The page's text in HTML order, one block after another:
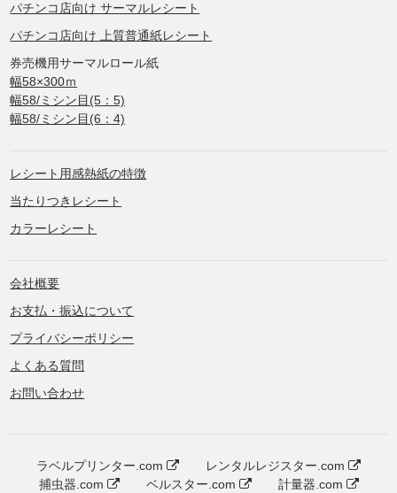
パチンコ店向け サーマルレシート
パチンコ店向け 上質普通紙レシート
券売機用サーマルロール紙
幅58×300ｍ
幅58/ミシン目(5：5)
幅58/ミシン目(6：4)
レシート用感熱紙の特徴
当たりつきレシート
カラーレシート
会社概要
お支払・振込について
プライバシーポリシー
よくある質問
お問い合わせ
ラベルプリンター.com
レンタルレジスター.com
捕虫器.com
ベルスター.com 計量器.com